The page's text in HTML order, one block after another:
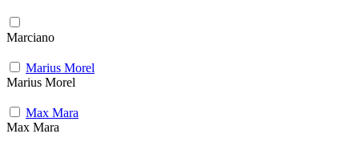
Marciano
Marius Morel
Marius Morel
Max Mara
Max Mara